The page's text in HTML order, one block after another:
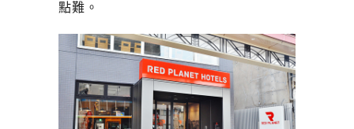
點難。